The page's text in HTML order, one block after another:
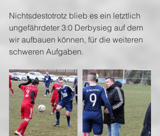
Nichtsdestotrotz blieb es ein letztlich
ungefährdeter 3:0 Derbysieg auf dem
wir aufbauen können, für die weiteren
schweren Aufgaben.